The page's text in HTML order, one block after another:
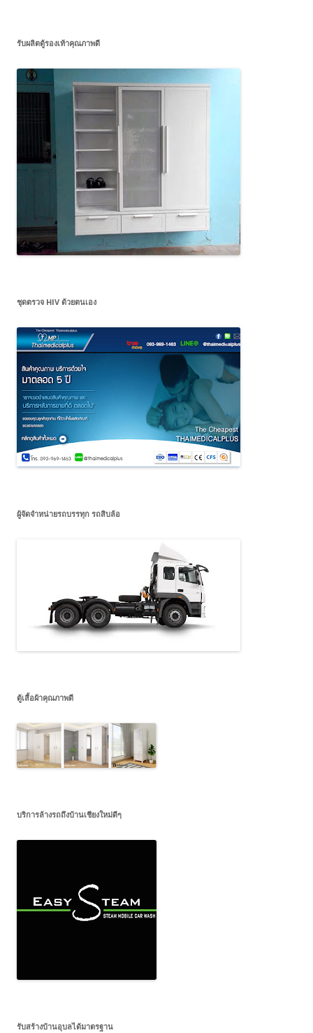
รับผลิตตู้รองเท้าคุณภาพดี
ชุดตรวจ HIV ด้วยตนเอง
ผู้จัดจำหน่ายรถบรรทุก รถสิบล้อ
ตู้เสื้อผ้าคุณภาพดี
บริการล้างรถถึงบ้านเชียงใหม่ดีๆ
รับสร้างบ้านอุบลได้มาตรฐาน